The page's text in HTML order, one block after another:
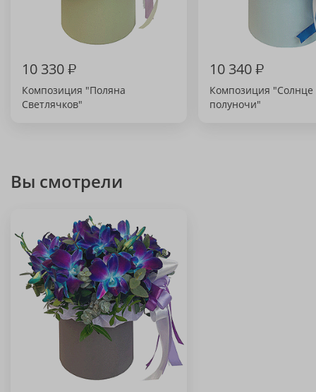
10 330₽
Композиция "Поляна
Светлячков"
10 340₽
Композиция "Солнце
полуночи"
Вы смотрели